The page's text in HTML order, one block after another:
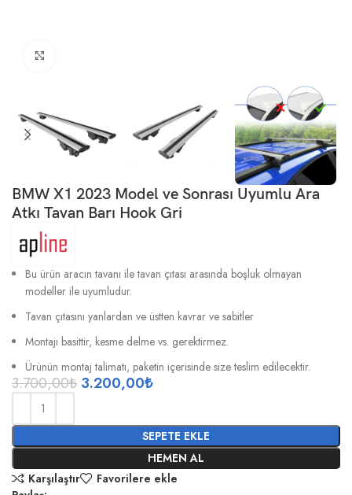
BMW X1 2023 Model ve Sonrası Uyumlu Ara
Atkı Tavan Barı Hook Gri
Bu ürün aracın tavanı ile tavan çıtası arasında boşluk olmayan
modeller ile uyumludur.
Tavan çıtasını yanlardan ve üstten kavrar ve sabitler
Montajı basittir, kesme delme vs. gerektirmez.
Ürünün montaj talimatı, paketin içerisinde size teslim edilecektir.
3.700,00₺ 3.200,00₺
SEPETE EKLE
HEMEN AL
Karşılaştır
Favorilere ekle